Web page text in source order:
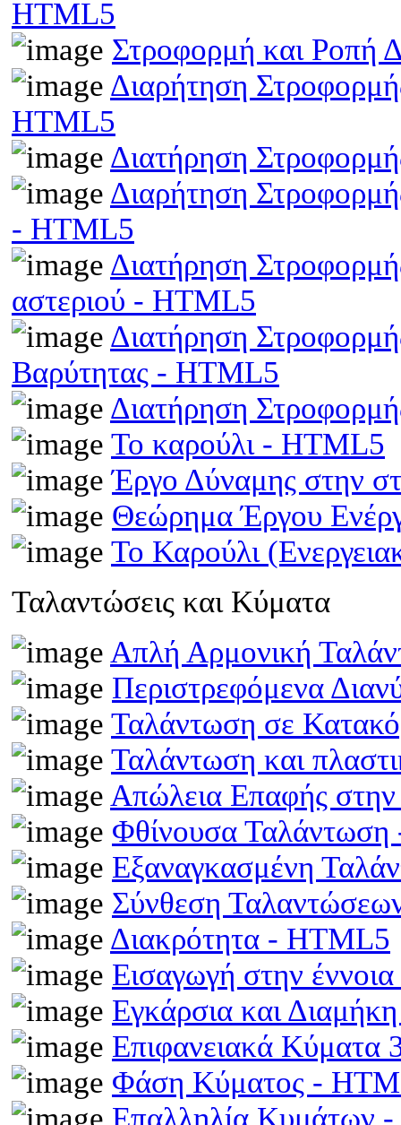
HTML5
Στροφορμή και Ροπή
Διαρήτηση
HTML5
Διατήρηση
Διαρήτηση
- HTML5
Διατήρηση
αστεριού - HTML5
Διατήρηση
Βαρύτητας - HTML5
Διατήρηση
Το καρούλι - HTML5
Έργο Δύναμης στην
Θεώρημα Έργου
Το Καρούλι
Ταλαντώσεις και Κύματα
Απλή Αρμονική
Περιστρεφόμενα
Ταλάντωση σε
Ταλάντωση και
Απώλεια Επαφής
Φθίνουσα
Εξαναγκασμένη
Σύνθεση
Διακρότητα - HTML5
Εισαγωγή στην
Εγκάρσια και
Επιφανειακά
Φάση Κύματος -